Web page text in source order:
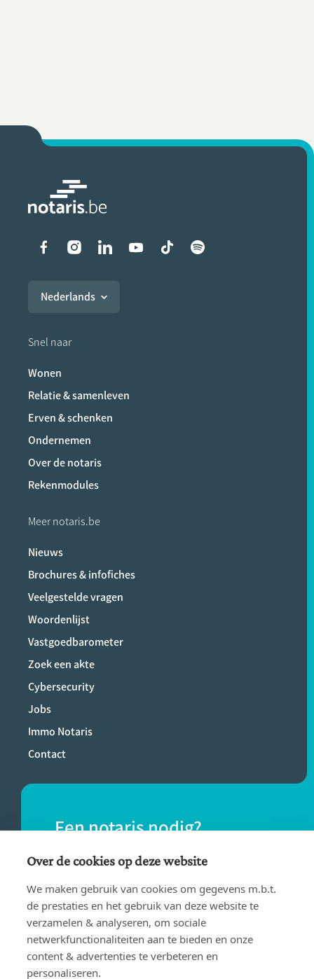
Liens vers les réseaux
Nederlands
Snel naar
Wonen
Relatie & samenleven
Erven & schenken
Ondernemen
Over de notaris
Rekenmodules
Meer notaris.be
Nieuws
Brochures & infofiches
Veelgestelde vragen
Woordenlijst
Vastgoedbarometer
Zoek een akte
Cybersecurity
Jobs
Immo Notaris
Contact
Een notaris nodig?
Vind eenvoudig een notaris bij jou in de
buurt.
VIND EEN NOTARIS
Over de cookies op deze website
We maken gebruik van cookies om gegevens m.b.t.
de prestaties en het gebruik van deze website te
verzamelen & analyseren, om sociale
netwerkfunctionaliteiten aan te bieden en onze
content & advertenties te verbeteren en
personaliseren.